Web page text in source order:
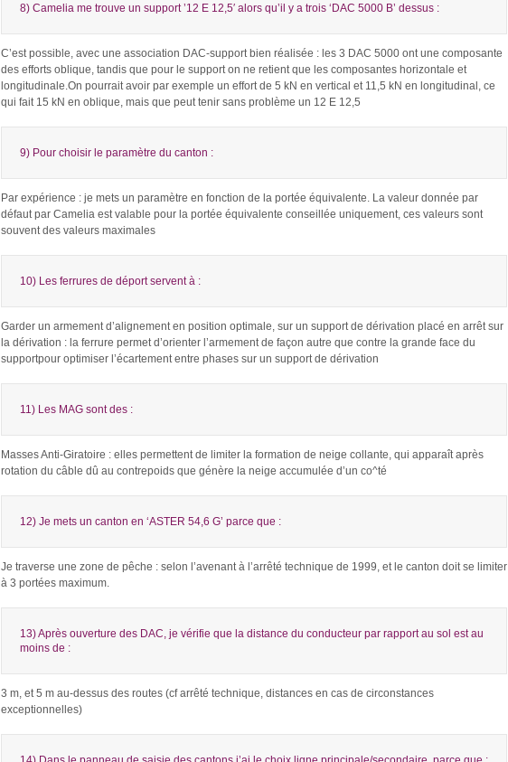
8) Camelia me trouve un support ’12 E 12,5′ alors qu’il y a trois ‘DAC 5000 B’ dessus :
C’est possible, avec une association DAC-support bien réalisée : les 3 DAC 5000 ont une composante
des efforts oblique, tandis que pour le support on ne retient que les composantes horizontale et
longitudinale.On pourrait avoir par exemple un effort de 5 kN en vertical et 11,5 kN en longitudinal, ce
qui fait 15 kN en oblique, mais que peut tenir sans problème un 12 E 12,5
9) Pour choisir le paramètre du canton :
Par expérience : je mets un paramètre en fonction de la portée équivalente. La valeur donnée par
défaut par Camelia est valable pour la portée équivalente conseillée uniquement, ces valeurs sont
souvent des valeurs maximales
10) Les ferrures de déport servent à :
Garder un armement d’alignement en position optimale, sur un support de dérivation placé en arrêt sur
la dérivation : la ferrure permet d’orienter l’armement de façon autre que contre la grande face du
supportpour optimiser l’écartement entre phases sur un support de dérivation
11) Les MAG sont des :
Masses Anti-Giratoire : elles permettent de limiter la formation de neige collante, qui apparaît après
rotation du câble dû au contrepoids que génère la neige accumulée d’un co^té
12) Je mets un canton en ‘ASTER 54,6 G’ parce que :
Je traverse une zone de pêche : selon l’avenant à l’arrêté technique de 1999, et le canton doit se limiter
à 3 portées maximum.
13) Après ouverture des DAC, je vérifie que la distance du conducteur par rapport au sol est au
moins de :
3 m, et 5 m au-dessus des routes (cf arrêté technique, distances en cas de circonstances
exceptionnelles)